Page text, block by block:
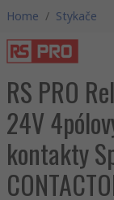
Home / Stykače
RS PRO
24V
kontakty